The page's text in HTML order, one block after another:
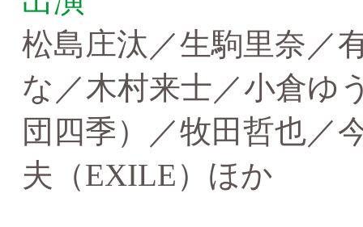
松島庄汰／生駒里奈／
な／木村来士／小倉ゆ
団四季）／牧田哲也／
夫（EXILE）ほか